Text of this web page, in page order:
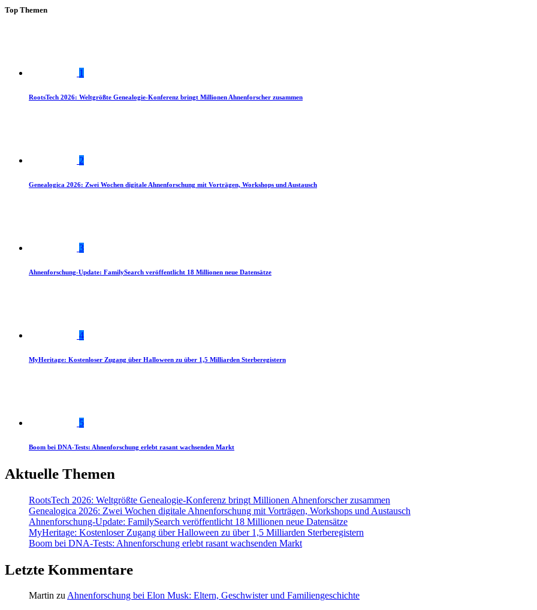
Top Themen
1
RootsTech 2026: Weltgrößte Genealogie-Konferenz bringt Millionen Ahnenforscher zusammen
2
Genealogica 2026: Zwei Wochen digitale Ahnenforschung mit Vorträgen, Workshops und Austausch
3
Ahnenforschung-Update: FamilySearch veröffentlicht 18 Millionen neue Datensätze
4
MyHeritage: Kostenloser Zugang über Halloween zu über 1,5 Milliarden Sterberegistern
5
Boom bei DNA-Tests: Ahnenforschung erlebt rasant wachsenden Markt
Aktuelle Themen
RootsTech 2026: Weltgrößte Genealogie-Konferenz bringt Millionen Ahnenforscher zusammen
Genealogica 2026: Zwei Wochen digitale Ahnenforschung mit Vorträgen, Workshops und Austausch
Ahnenforschung-Update: FamilySearch veröffentlicht 18 Millionen neue Datensätze
MyHeritage: Kostenloser Zugang über Halloween zu über 1,5 Milliarden Sterberegistern
Boom bei DNA-Tests: Ahnenforschung erlebt rasant wachsenden Markt
Letzte Kommentare
Martin zu Ahnenforschung bei Elon Musk: Eltern, Geschwister und Familiengeschichte